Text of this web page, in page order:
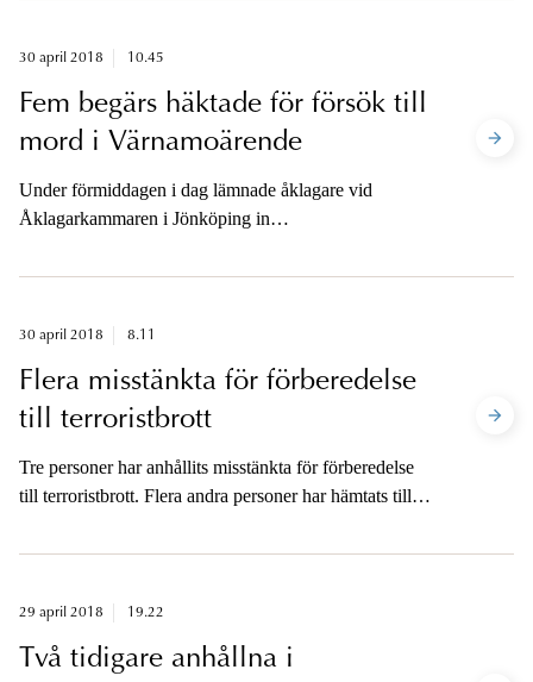
30 april 2018 10.45
Fem begärs häktade för försök till
mord i Värnamoärende
Under förmiddagen i dag lämnade åklagare vid
Åklagarkammaren i Jönköping in
under helgen varit anhållna misstänkta för försök till
30 april 2018 8.11
Flera misstänkta för förberedelse
till terroristbrott
Tre personer har anhållits misstänkta för förberedelse
till terroristbrott. Flera andra personer har hämtats till
29 april 2018 19.22
Två tidigare anhållna i